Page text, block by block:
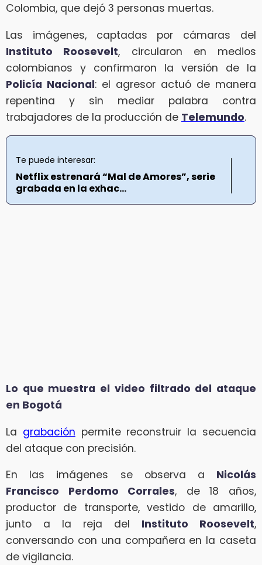
Colombia, que dejó 3 personas muertas.
Las imágenes, captadas por cámaras del
Instituto Roosevelt, circularon en medios
colombianos y confirmaron la versión de la
Policía Nacional: el agresor actuó de manera
repentina y sin mediar palabra contra
trabajadores de la producción de Telemundo.
Te puede interesar:
Netflix estrenará “Mal de Amores”, serie
grabada en la exhac...
Lo que muestra el video filtrado del ataque
en Bogotá
La grabación permite reconstruir la secuencia
del ataque con precisión.
En las imágenes se observa a Nicolás
Francisco Perdomo Corrales, de 18 años,
productor de transporte, vestido de amarillo,
junto a la reja del Instituto Roosevelt,
conversando con una compañera en la caseta
de vigilancia.